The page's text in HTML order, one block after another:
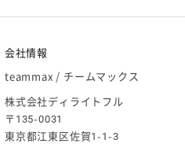
ゴールデンウィーク休業のお知らせ
会社情報
teammax / チームマックス
株式会社ディライトフル
〒135-0031
東京都江東区佐賀1-1-3